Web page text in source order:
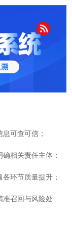
可查可信；
相关责任主体；
环节质量提升；
召回与风险处